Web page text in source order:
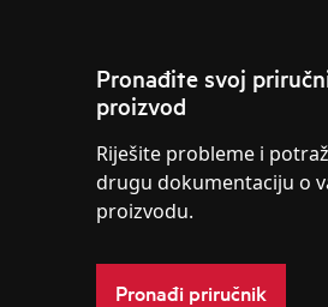
Pronađite svoj
proizvod
Riješite probleme i
drugu dokumentaciju o
proizvodu.
Pronađi priručnik